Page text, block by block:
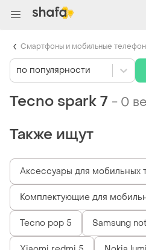
Tecno spark 7 - 0
Также ищут
Аксессуары для мобильных
Комплектующие для
Tecno pop 5 Samsung
по популярности
Смартфоны и мобильные